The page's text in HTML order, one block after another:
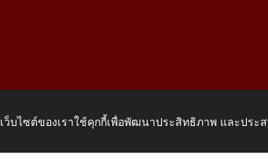
เว็บไซต์ของเราใช้คุกกี้เพื่อพัฒนาประสิทธิภาพ และปร